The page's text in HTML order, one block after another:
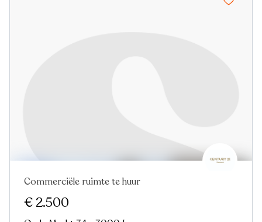
Commerciële ruimte te huur
€ 2.500